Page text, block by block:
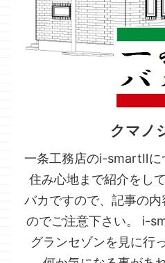
クマノ
一条工務店のi-smartⅡに
住み心地まで紹介をし
バカですので、記事の
のでご注意下さい。 i-
グランセゾンを見に行